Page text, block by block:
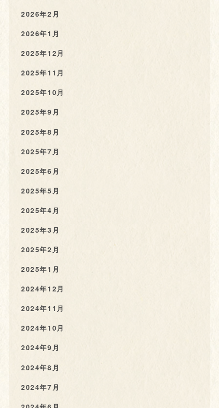
2026年2月
2026年1月
2025年12月
2025年11月
2025年10月
2025年9月
2025年8月
2025年7月
2025年6月
2025年5月
2025年4月
2025年3月
2025年2月
2025年1月
2024年12月
2024年11月
2024年10月
2024年9月
2024年8月
2024年7月